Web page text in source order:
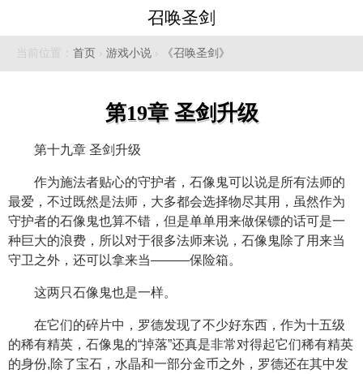
召唤圣剑
当前位置： 首页 › 游戏小说 › 《召唤圣剑》
第19章 圣剑升级
第十九章 圣剑升级
作为施法者贴心的守护者，石像鬼可以说是所有法师的
最爱，不过既然是法师，大多都会选择物尽其用，虽然作为
守护者的石像鬼也算不错，但是单单用来做保镖的话可是一
种巨大的浪费，所以对于很多法师来说，石像鬼除了用来当
守卫之外，还可以拿来当———保险箱。
这两只石像鬼也是一样。
在它们的碎片中，罗德发现了不少好东西，作为十五级
的稀有精英，石像鬼的“掉落”还真是非常对得起它们稀有精英
的身份,除了宝石，水晶和一部分金币之外，罗德还在其中发